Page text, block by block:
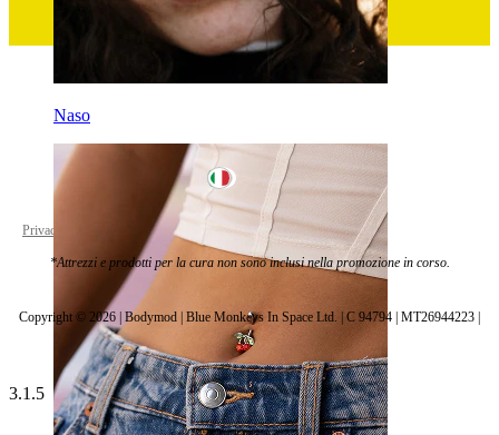
Naso
Privacy policy Cookie settings
*Attrezzi e prodotti per la cura non sono inclusi nella promozione in corso.
Copyright © 2026 | Bodymod | Blue Monkeys In Space Ltd. | C 94794 | MT26944223 |
3.1.5